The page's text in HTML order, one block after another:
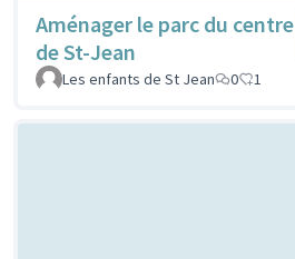
Aménager le parc du centre
de St-Jean
Les enfants de St Jean
0 1